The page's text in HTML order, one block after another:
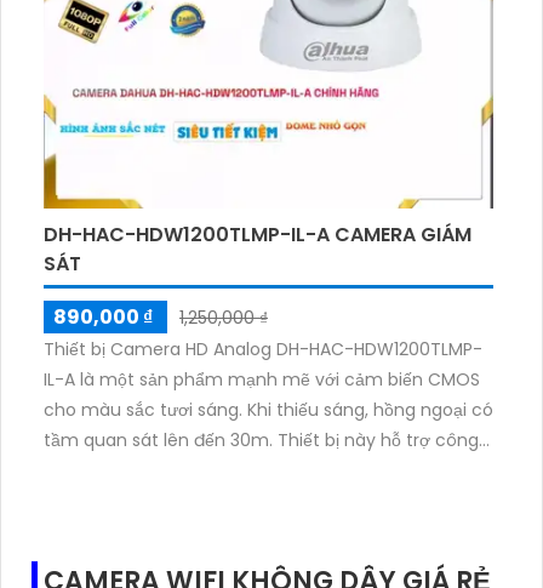
DH-HAC-HDW1200TLMP-IL-A CAMERA GIÁM
SÁT
890,000 ₫
1,250,000 ₫
Thiết bị Camera HD Analog DH-HAC-HDW1200TLMP-
IL-A là một sản phẩm mạnh mẽ với cảm biến CMOS
cho màu sắc tươi sáng. Khi thiếu sáng, hồng ngoại có
tầm quan sát lên đến 30m. Thiết bị này hỗ trợ công
lượng với hồng ngoại thông minh. Đây là một lựa